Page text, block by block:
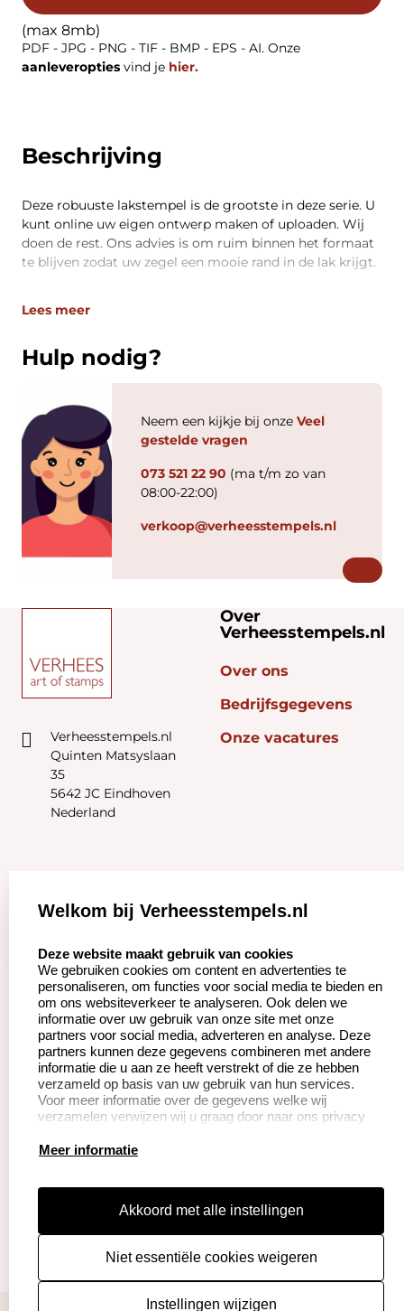
Beschrijving
Deze robuuste lakstempel is de grootste in deze serie. U
kunt online uw eigen ontwerp maken of uploaden. Wij
doen de rest. Ons advies is om ruim binnen het formaat
te blijven zodat uw zegel een mooie rand in de lak krijgt.
Lees meer
Hulp nodig?
Neem een kijkje bij onze Veel
gestelde vragen
073 521 22 90 (ma t/m zo van
08:00-22:00)
verkoop@verheesstempels.nl
(max 8mb)
PDF - JPG - PNG - TIF - BMP - EPS - AI. Onze
aanleveropties vind je hier.
Verheesstempels.nl
Quinten Matsyslaan
35
5642 JC Eindhoven
Nederland
Over
Verheesstempels.nl
Over ons
Bedrijfsgegevens
Onze vacatures
Zakelijk:
Betaling &
Verzending
Wederverkoper
worden
Klantenservice:
Veel gestelde vragen
Herroepingsrecht
Retourneren
Productinformatie:
Instructie voor
Safety Sheets
algemene voorwaarden
disclaimer
Welkom bij Verheesstempels.nl
Deze website maakt gebruik van cookies
We gebruiken cookies om content en advertenties te
personaliseren, om functies voor social media te bieden en
om ons websiteverkeer te analyseren. Ook delen we
informatie over uw gebruik van onze site met onze
partners voor social media, adverteren en analyse. Deze
partners kunnen deze gegevens combineren met andere
informatie die u aan ze heeft verstrekt of die ze hebben
verzameld op basis van uw gebruik van hun services.
Voor meer informatie over de gegevens welke wij
verzamelen verwijzen wij u graag door naar ons privacy
Meer informatie
Akkoord met alle instellingen
Niet essentiële cookies weigeren
Instellingen wijzigen